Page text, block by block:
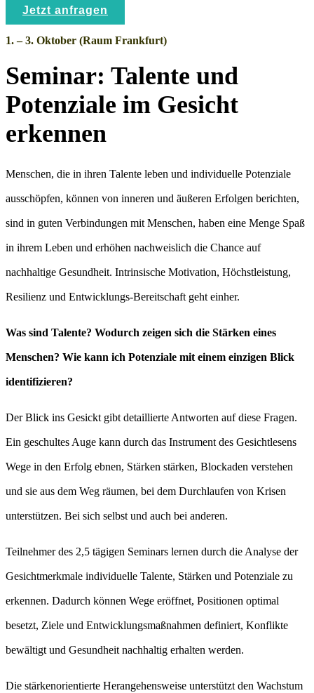
Jetzt anfragen
1. – 3. Oktober (Raum Frankfurt)
Seminar: Talente und
Potenziale im Gesicht
erkennen
Menschen, die in ihren Talente leben und individuelle Potenziale
ausschöpfen, können von inneren und äußeren Erfolgen berichten,
sind in guten Verbindungen mit Menschen, haben eine Menge Spaß
in ihrem Leben und erhöhen nachweislich die Chance auf
nachhaltige Gesundheit. Intrinsische Motivation, Höchstleistung,
Resilienz und Entwicklungs-Bereitschaft geht einher.
Was sind Talente? Wodurch zeigen sich die Stärken eines
Menschen? Wie kann ich Potenziale mit einem einzigen Blick
identifizieren?
Der Blick ins Gesickt gibt detaillierte Antworten auf diese Fragen.
Ein geschultes Auge kann durch das Instrument des Gesichtlesens
Wege in den Erfolg ebnen, Stärken stärken, Blockaden verstehen
und sie aus dem Weg räumen, bei dem Durchlaufen von Krisen
unterstützen. Bei sich selbst und auch bei anderen.
Teilnehmer des 2,5 tägigen Seminars lernen durch die Analyse der
Gesichtmerkmale individuelle Talente, Stärken und Potenziale zu
erkennen. Dadurch können Wege eröffnet, Positionen optimal
besetzt, Ziele und Entwicklungsmaßnahmen definiert, Konflikte
bewältigt und Gesundheit nachhaltig erhalten werden.
Die stärkenorientierte Herangehensweise unterstützt den Wachstum